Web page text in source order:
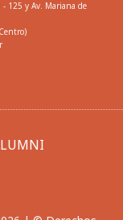
125 y Av. Mariana de